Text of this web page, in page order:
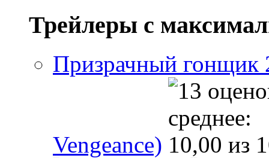
Трейлеры с
Призрачный гонщик
Vengeance)